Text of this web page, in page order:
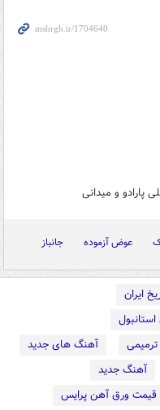
پارادو و میدانی
عوض آزموده جانباز
ایران
آهنگ های جدید
آهنگ جدید
قیمت ورق آهن پرایس